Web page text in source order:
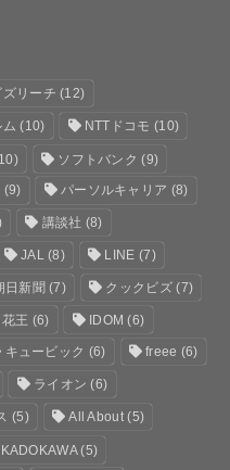
ズリーチ (12)
(10) NTTドコモ (10)
ソフトバンク (9)
(9) パーソルキャリア (8)
講談社 (8)
JAL(8) LINE (7)
日新聞 (7) クックビズ(7)
花王 (6) IDOM (6)
キュービック (6) freee (6)
ライオン (6)
(5) All About(5)
KADOKAWA(5)